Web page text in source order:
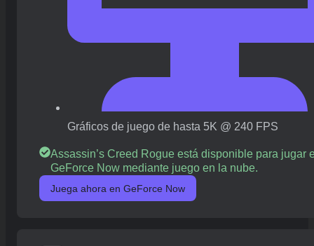
Gráficos de juego de hasta 5K @ 240 FPS
Assassin’s Creed Rogue está disponible para jugar
GeForce Now mediante juego en la nube.
Juega ahora en GeForce Now